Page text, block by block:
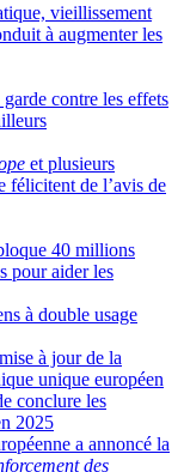
vieillissement
à augmenter les
garde contre les effets
et plusieurs
félicitent de l’avis de
40 millions
pour aider les
à double usage
à jour de la
unique européen
conclure les
2025
a annoncé la
des